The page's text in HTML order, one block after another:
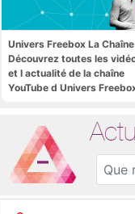
Univers Freebox La Chaîne
Découvrez toutes les
et l actualité de la chaîne
YouTube d Univers